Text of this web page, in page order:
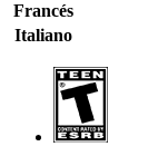
Francés
Italiano